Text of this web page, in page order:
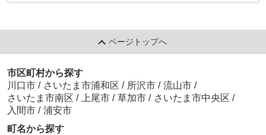
ページトップへ
市区町村から探す
川口市 / さいたま市浦和区 / 所沢市 / 流山市 /
さいたま市南区 / 上尾市 / 草加市 / さいたま市中央区 /
入間市 / 浦安市
町名から探す